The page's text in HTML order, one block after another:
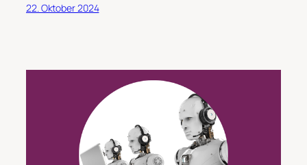
22. Oktober 2024